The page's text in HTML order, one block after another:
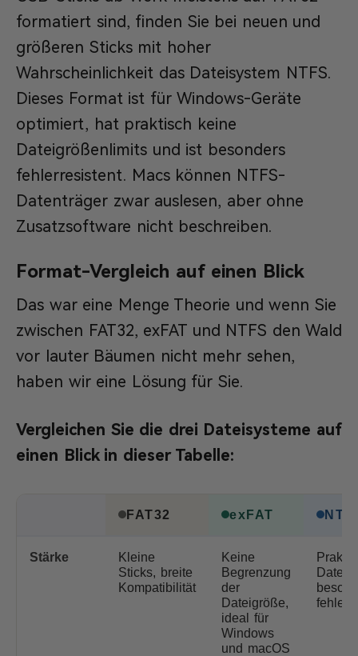
formatiert sind, finden Sie bei neuen und
größeren Sticks mit hoher
Wahrscheinlichkeit das Dateisystem NTFS.
Dieses Format ist für Windows-Geräte
optimiert, hat praktisch keine
Dateigrößenlimits und ist besonders
fehlerresistent. Macs können NTFS-
Datenträger zwar auslesen, aber ohne
Zusatzsoftware nicht beschreiben.
Format-Vergleich auf einen Blick
Das war eine Menge Theorie und wenn Sie
zwischen FAT32, exFAT und NTFS den Wald
vor lauter Bäumen nicht mehr sehen,
haben wir eine Lösung für Sie.
Vergleichen Sie die drei Dateisysteme auf
einen Blick in dieser Tabelle:
FAT32 exFAT
Stärke
Kleine
Sticks, breite
Kompatibilität
Keine
Begrenzung
der
Dateigröße,
ideal für
Windows
und macOS